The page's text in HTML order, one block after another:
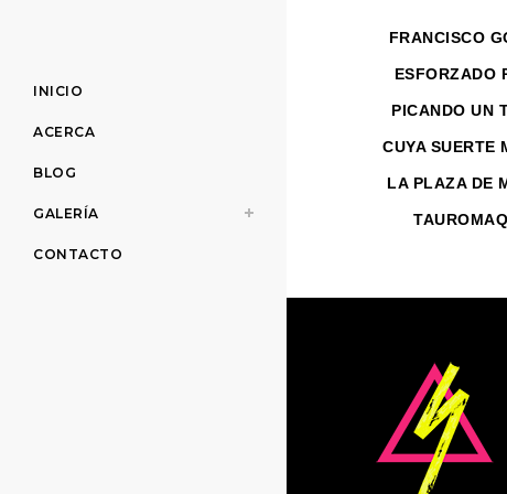
INICIO
ACERCA
BLOG
GALERÍA
CONTACTO
FRANCISCO
ESFORZADO
PICANDO UN
CUYA SUERTE
LA PLAZA DE